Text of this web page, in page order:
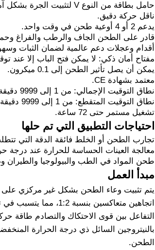
حامل بطاقة من النوع V لتثبيت الجرة بشكل آمن وضمان سلامة المشغل.
ناقل حركة دقيق.
يدعم 2 أو 4 أوعية طحن في وقت واحد.
قادر على الطحن الجاف والرطب والفراغ
أقدام وعجلات دعم عالمية لضمان الثبات
مفتاح أمان ذكي: لا يمكن فتح الباب إلا عند
يمكن أن يصل تأثير الطحن إلى 0.1 ميكرون.
معتمد بشهادة CE.
نطاق التوقيت الإجمالي: من 1 إلى 9999 دقيقة.
نطاق التوقيت المتقطع: من 1 إلى 9999 دقيقة.
تشغيل مستمر حتى 72 ساعة.
احتياجات التطبيق التي تم حلها
تجارب الطحن أو الخلط فائقة الدقة التي
معالجة العينات الحساسة للحرارة عند درجة حرارة تتراوح من -60
طحن المواد في الطب والبيولوجيا والطيران
مبدأ العمل
يتم تثبيت وعاء الطحن بشكل غير مركزي على
اتجاهين متعاكسين
التفاعل بين قوى الاحتكاك والتصادم طاقة
بالنيتروجين السائل ذي درجة الحرارة
الطحن.